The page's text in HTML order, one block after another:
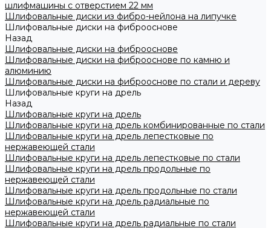
шлифмашины с отверстием 22 мм
Шлифовальные диски из фибро-нейлона на липучке
Шлифовальные диски на фиброоснове
Назад
Шлифовальные диски на фиброоснове
Шлифовальные диски на фиброоснове по камню и
алюминию
Шлифовальные диски на фиброоснове по стали и дереву
Шлифовальные круги на дрель
Назад
Шлифовальные круги на дрель
Шлифовальные круги на дрель комбинированные по стали
Шлифовальные круги на дрель лепестковые по
нержавеющей стали
Шлифовальные круги на дрель лепестковые по стали
Шлифовальные круги на дрель продольные по
нержавеющей стали
Шлифовальные круги на дрель продольные по стали
Шлифовальные круги на дрель радиальные по
нержавеющей стали
Шлифовальные круги на дрель радиальные по стали